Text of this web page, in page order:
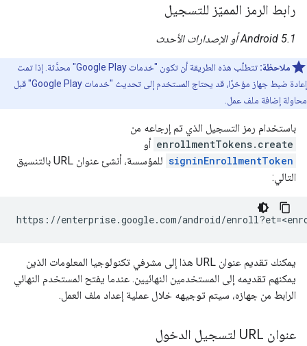
رابط الرمز المميّز للتسجيل
Android 5.1 أو الإصدارات الأحدث
ملاحظة:
تتطلّب هذه الطريقة أن تكون "خدمات Google Play" محدَّثة. إذا تمت
إعادة ضبط جهاز مؤخرًا، قد يحتاج المستخدم إلى تحديث "خدمات Google Play" قبل
محاولة إضافة ملف عمل.
باستخدام رمز التسجيل الذي تم إرجاعه من
enrollmentTokens.create أو
signinEnrollmentToken
للمؤسسة، أنشئ عنوان URL بالتنسيق
التالي:
يمكنك تقديم عنوان URL هذا إلى مشرفي تكنولوجيا المعلومات الذين
يمكنهم تقديمه إلى المستخدمين النهائيين. عندما يفتح المستخدم النهائي
الرابط من جهازه، سيتم توجيهه خلال عملية إعداد ملف العمل.
عنوان URL لتسجيل الدخول